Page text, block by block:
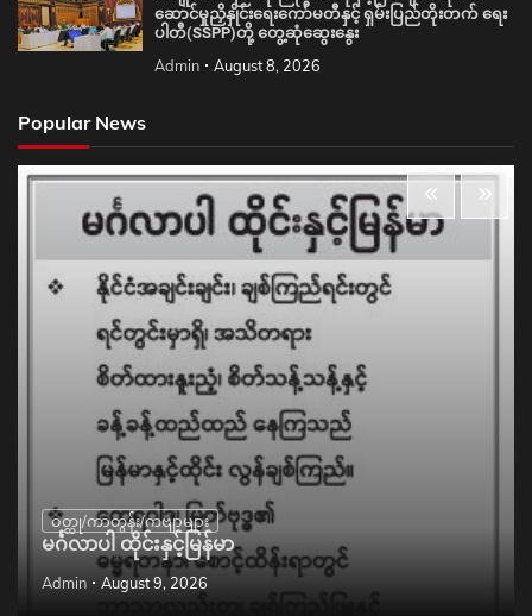
ဆောင်မှုညှိနှိုင်းရေးကော်မတီနှင့် ရှမ်းပြည်တိုးတက် ရေး
ပါတီ(SSPP)တို့ တွေ့ဆုံဆွေးနွေး
Admin August 8, 2026
Popular News
ဝတ္ထု/ကာတွန်း/ကဗျာများ
မင်္ဂလာပါ ထိုင်းနှင့်မြန်မာ
Admin August 9, 2026